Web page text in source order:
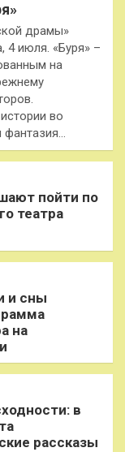
драмы»
4 июля. «Буря» –
на
во
фантазия…
пойти по
театра
и сны
на
в
рассказы